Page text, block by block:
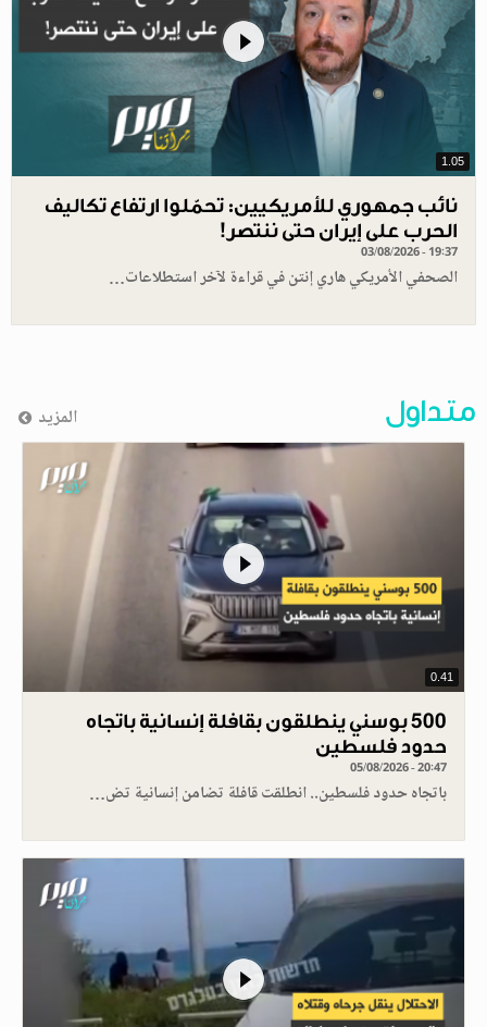
1.05
نائب جمهوري للأمريكيين: تحمّلوا ارتفاع تكاليف
الحرب على إيران حتى ننتصر!
03/08/2026 - 19:37
الصحفي الأمريكي هاري إنتن في قراءة لآخر استطلاعات…
متداول المزيد
0.41
500 بوسني ينطلقون بقافلة إنسانية باتجاه
حدود فلسطين
05/08/2026 - 20:47
باتجاه حدود فلسطين.. انطلقت قافلة تضامن إنسانية تض…